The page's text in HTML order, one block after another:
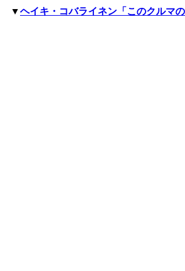
▼ヘイキ・コバライネン「このクルマ